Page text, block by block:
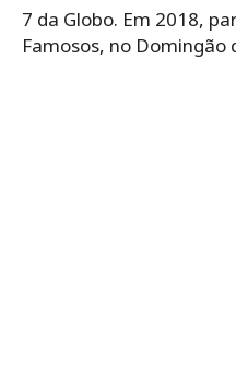
7 da Globo. Em 2018,
Famosos, no Domingão